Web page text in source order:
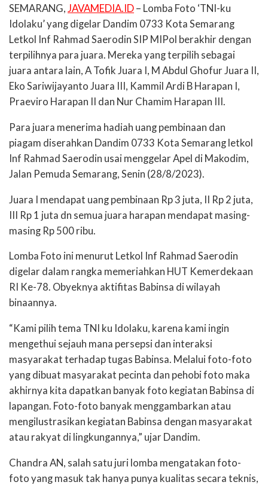
SEMARANG, JAVAMEDIA.ID – Lomba Foto ‘TNI-ku
Idolaku’ yang digelar Dandim 0733 Kota Semarang
Letkol Inf Rahmad Saerodin SIP MIPol berakhir dengan
terpilihnya para juara. Mereka yang terpilih sebagai
juara antara lain, A Tofik Juara I, M Abdul Ghofur Juara II,
Eko Sariwijayanto Juara III, Kammil Ardi B Harapan I,
Praeviro Harapan II dan Nur Chamim Harapan III.
Para juara menerima hadiah uang pembinaan dan
piagam diserahkan Dandim 0733 Kota Semarang letkol
Inf Rahmad Saerodin usai menggelar Apel di Makodim,
Jalan Pemuda Semarang, Senin (28/8/2023).
Juara I mendapat uang pembinaan Rp 3 juta, II Rp 2 juta,
III Rp 1 juta dn semua juara harapan mendapat masing-
masing Rp 500 ribu.
Lomba Foto ini menurut Letkol Inf Rahmad Saerodin
digelar dalam rangka memeriahkan HUT Kemerdekaan
RI Ke-78. Obyeknya aktifitas Babinsa di wilayah
binaannya.
“Kami pilih tema TNI ku Idolaku, karena kami ingin
mengethui sejauh mana persepsi dan interaksi
masyarakat terhadap tugas Babinsa. Melalui foto-foto
yang dibuat masyarakat pecinta dan pehobi foto maka
akhirnya kita dapatkan banyak foto kegiatan Babinsa di
lapangan. Foto-foto banyak menggambarkan atau
mengilustrasikan kegiatan Babinsa dengan masyarakat
atau rakyat di lingkungannya,” ujar Dandim.
Chandra AN, salah satu juri lomba mengatakan foto-
foto yang masuk tak hanya punya kualitas secara teknis,